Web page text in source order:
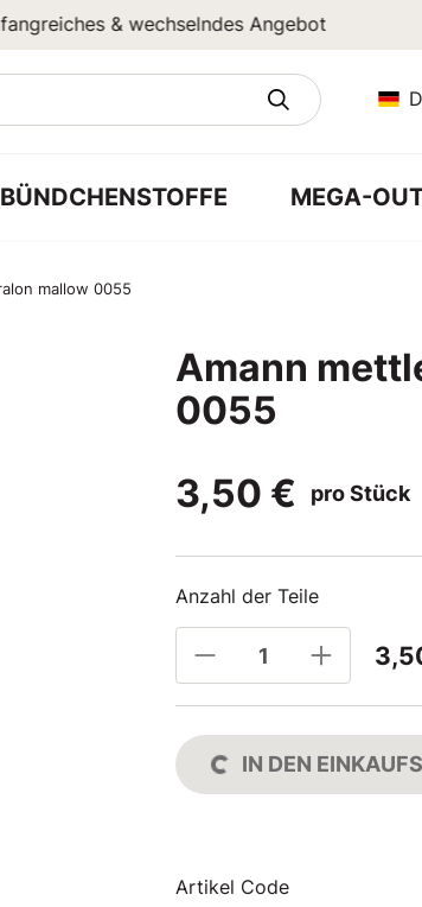
& wechselndes Angebot
BÜNDCHENSTOFFE MEGA-
mallow 0055
Amann
0055
3,50 €
pro Stück
Anzahl der Teile
IN DEN
Artikel Code